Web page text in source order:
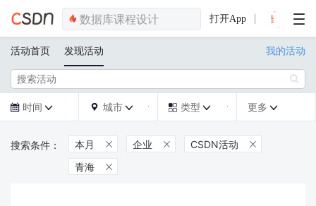
打开App
活动首页 发现活动 我的活动

 时间   城市   类型  更多 
本月  企业  CSDN活动 
青海 